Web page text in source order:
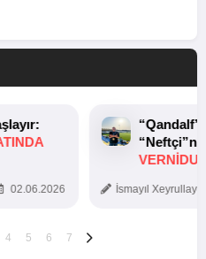
02.06.2026 İsmayıl
4 5 6 7